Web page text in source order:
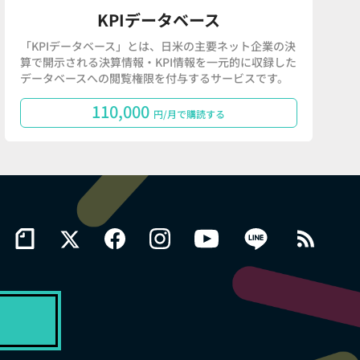
KPIデータベース
「KPIデータベース」とは、日米の主要ネット企業の決
算で開示される決算情報・KPI情報を一元的に収録した
データベースへの閲覧権限を付与するサービスです。
110,000 円/月で購読する